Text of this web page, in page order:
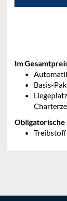
Im
Basis-
Obligatorische
Treibstoff